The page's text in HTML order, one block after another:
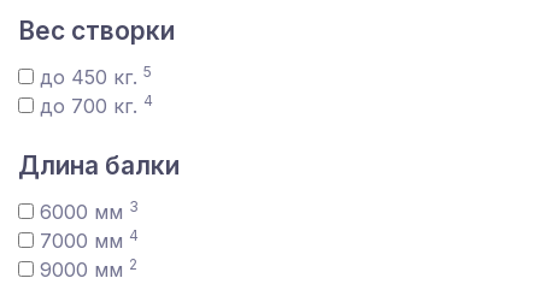
Вес створки
до 450 кг. 5
до 700 кг. 4
Длина балки
6000 мм 3
7000 мм 4
9000 мм 2